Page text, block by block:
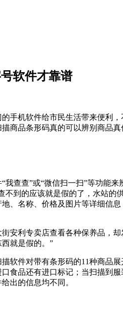
软件才靠谱
手机软件给市民生活带来便利
商品条形码真的可以辨别商品真
查”或“微信扫一扫”等功能来
到的应该就是假的了，水站
、名称、价格及图片等详细信
利专卖店查看各种保养品，却
就是假的。”
件对带有条形码的11种商品
食品还有进口标记；当扫描到
出的信息均不同。